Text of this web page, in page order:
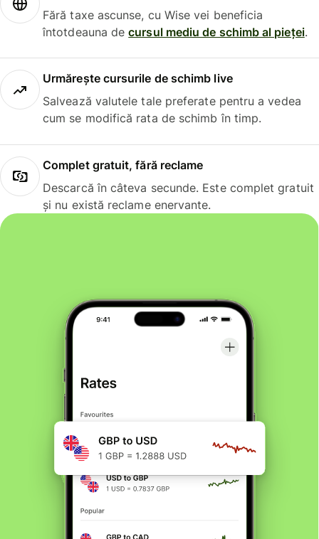
Fără taxe ascunse, cu Wise vei beneficia
întotdeauna decursul mediu de schimb al pieței.
Urmărește cursurile de schimb live
Salvează valutele tale preferate pentru a vedea
cum se modifică rata de schimb în timp.
Complet gratuit, fără reclame
Descarcă în câteva secunde. Este complet gratuit
și nu există reclame enervante.